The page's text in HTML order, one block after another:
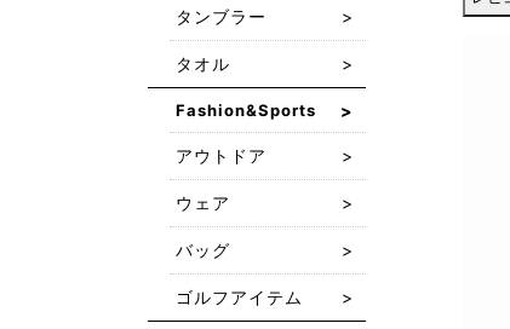
タンブラー
タオル
Fashion&Sports
アウトドア
ウェア
バッグ
ゴルフアイテム